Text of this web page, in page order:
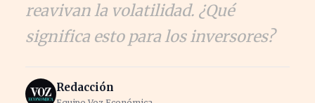
reavivan la volatilidad. ¿Qué
significa esto para los inversores?
Redacción